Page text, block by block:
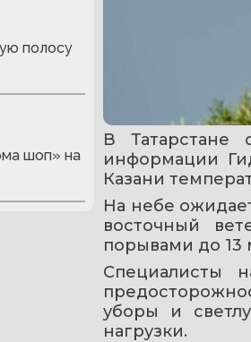
полосу
шоп» на
В Татарстане
информации
Казани
На небе
восточный
порывами до 13
Специалисты
уборы и
нагрузки.